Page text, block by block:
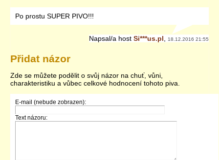
Po prostu SUPER PIVO!!!
Napsal/a host Si***us.pl 18.12.2016 21:55
Přidat názor
Zde se můžete podělit o svůj názor na chuť, vůni,
charakteristiku a vůbec celkové hodnocení tohoto piva.
E-mail (nebude zobrazen):
Text názoru: